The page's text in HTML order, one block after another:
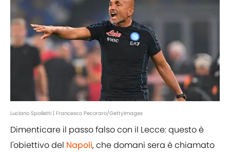
Luciano Spalletti | Francesco Pecoraro/GettyImages
Dimenticare il passo falso con il Lecce: questo è
l'obiettivo del Napoli, che domani sera è chiamato